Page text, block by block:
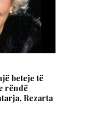
beteje të
rëndë
Rezarta